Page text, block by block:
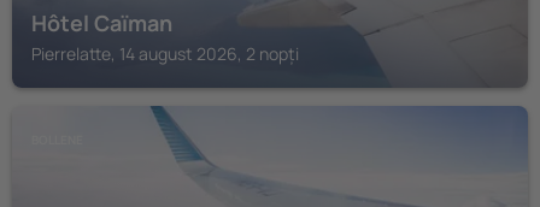
Hôtel Caïman
Pierrelatte, 14 august 2026, 2 nopți